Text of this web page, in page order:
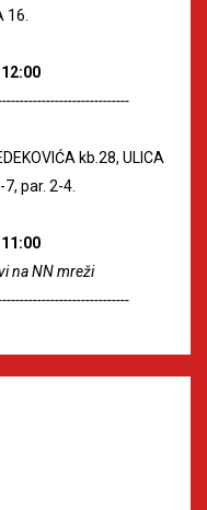
16.
kb.28, ULICA
par. 2-4.
na NN mreži